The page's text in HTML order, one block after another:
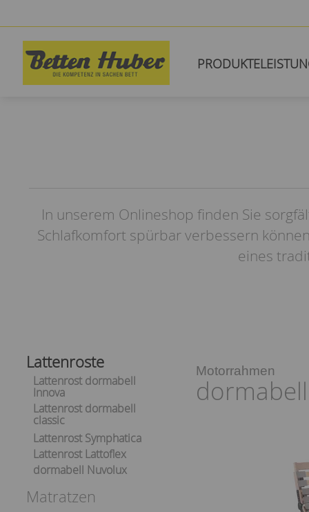
PRODUKTE
In unserem Onlineshop finden Sie
Schlafkomfort spürbar verbessern
eines
Lattenroste
Lattenrost dormabell
Innova
Lattenrost dormabell
classic
Lattenrost Symphatica
Lattenrost Lattoflex
dormabell Nuvolux
Matratzen
Motorrahmen